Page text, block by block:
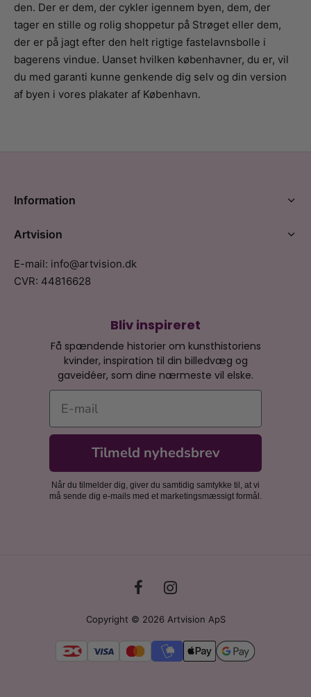
den. Der er dem, der cykler igennem byen, dem, der
tager en stille og rolig shoppetur på Strøget eller dem,
der er på jagt efter den helt rigtige fastelavnsbolle i
bagerens vindue. Uanset hvilken københavner, du er, vil
du med garanti kunne genkende dig selv og din version
af byen i vores plakater af København.
Bliv inspireret
Få spændende historier om kunsthistoriens
kvinder, inspiration til din billedvæg og
gaveidéer, som dine nærmeste vil elske.
Tilmeld nyhedsbrev
Når du tilmelder dig, giver du samtidig samtykke til, at vi
må sende dig e-mails med et marketingsmæssigt formål.
Information
Artvision
E-mail: info@artvision.dk
CVR: 44816628
Copyright © 2026 Artvision ApS